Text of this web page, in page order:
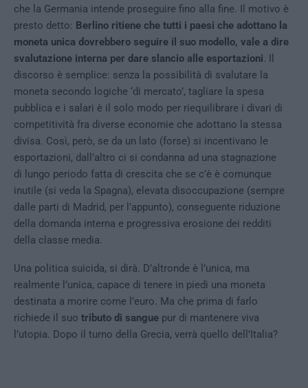
che la Germania intende proseguire fino alla fine. Il motivo è
presto detto: Berlino ritiene che tutti i paesi che adottano la
moneta unica dovrebbero seguire il suo modello, vale a dire
svalutazione interna per dare slancio alle esportazioni. Il
discorso è semplice: senza la possibilità di svalutare la
moneta secondo logiche ‘di mercato’, tagliare la spesa
pubblica e i salari è il solo modo per riequilibrare i divari di
competitività fra diverse economie che adottano la stessa
divisa. Così, però, se da un lato (forse) si incentivano le
esportazioni, dall’altro ci si condanna ad una stagnazione
di lungo periodo fatta di crescita che se c’è è comunque
inutile (si veda la Spagna), elevata disoccupazione (sempre
dalle parti di Madrid, per l’appunto), conseguente riduzione
della domanda interna e progressiva erosione dei redditi
della classe media.
Una politica suicida, si dirà. D’altronde è l’unica, ma
realmente l’unica, capace di tenere in piedi una moneta
destinata a morire come l’euro. Ma che prima di farlo
richiede il suo tributo di sangue pur di mantenere viva
l’utopia. Dopo il turno della Grecia, verrà quello dell’Italia?